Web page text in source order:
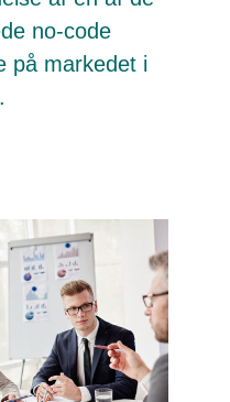
no-code
på markedet i